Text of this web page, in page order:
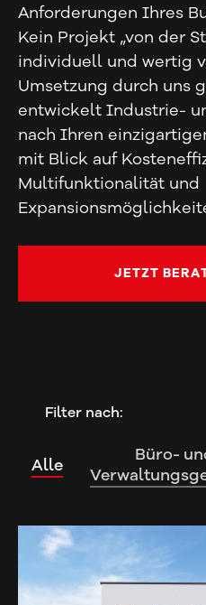
Anforderungen Ihres
Kein Projekt „von der
individuell und wertig
Umsetzung durch uns
entwickelt Industrie-
nach Ihren
mit Blick auf
Multifunktionalität und
JETZT
Filter nach:
Alle
Büro-